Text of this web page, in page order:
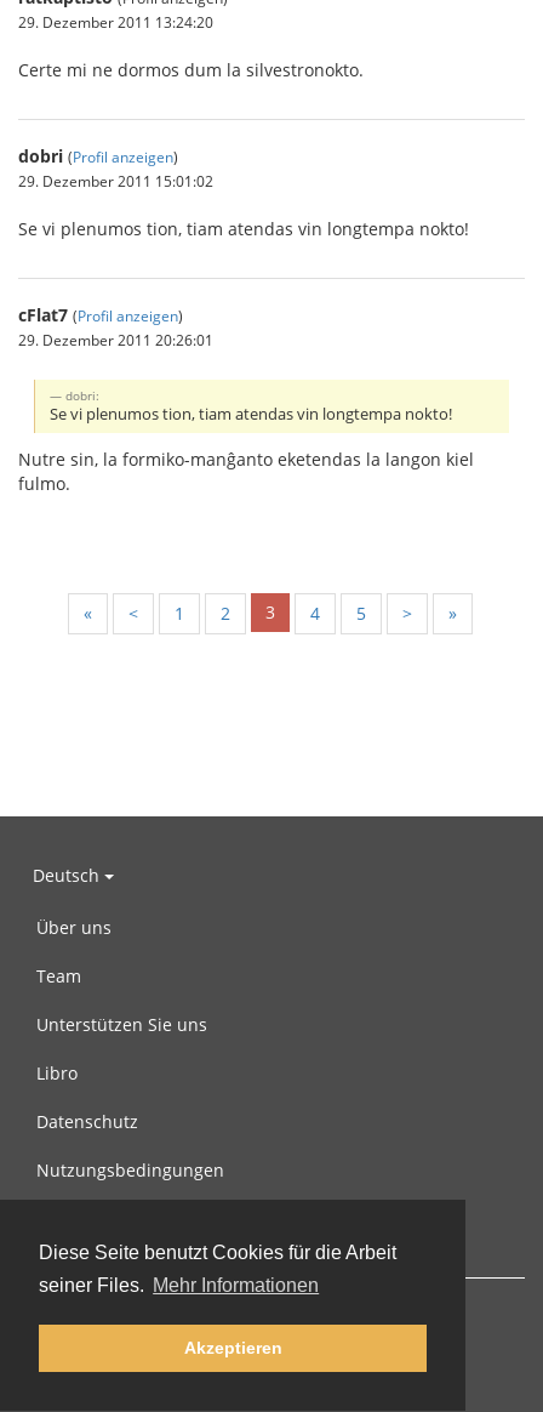
Diese Seite benutzt Cookies für die Arbeit
seiner Files. Mehr Informationen
Akzeptieren
29. Dezember 2011 13:24:20
Certe mi ne dormos dum la silvestronokto.
dobri (Profil anzeigen)
29. Dezember 2011 15:01:02
Se vi plenumos tion, tiam atendas vin longtempa nokto!
cFlat7 (Profil anzeigen)
29. Dezember 2011 20:26:01
dobri:
Se vi plenumos tion, tiam atendas vin longtempa nokto!
Nutre sin, la formiko-manĝanto eketendas la langon kiel
fulmo.
« < 1 2 3 4 5 > »
Deutsch
Über uns
Team
Unterstützen Sie uns
Libro
Datenschutz
Nutzungsbedingungen
© 2002-2026 lernu.net |Impressum